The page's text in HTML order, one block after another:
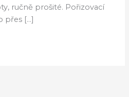
ručně prošité. Pořizovací
přes […]